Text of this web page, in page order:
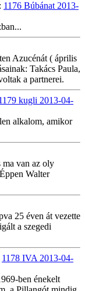
1176 Búbánat 2013-
Azucénát ( április
Takács Paula,
a partnerei.
kugli 2013-04-
alkalom, amikor
ma van az oly
Walter
25 éven át vezette
a szegedi
1178 IVA 2013-04-
ben énekelt